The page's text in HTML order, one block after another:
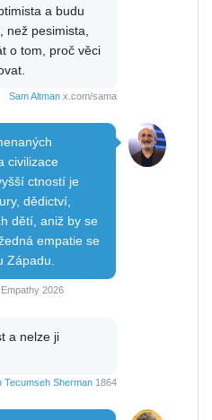
a budu
než pesimista,
o tom, proč věci
Sam Altman x.com/sama
civilizace
ctností je
dědictví,
dětí, aniž by se
empatie se
Západu.
2026
a nelze ji
Tecumseh Sherman 1864